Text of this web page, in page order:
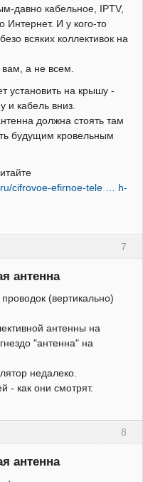
давно кабельное, IPTV,
Интернет. И у кого-то
всяких коллективок на
а не всем.
установить на крышу -
и кабель вниз.
должна стоять там
будущим кровельным
cifrovoe-efirnoe-tele … h-
7
антенна
(вертикально)
антенны на
"антенна" на
недалеко.
- как они смотрят.
8
антенна